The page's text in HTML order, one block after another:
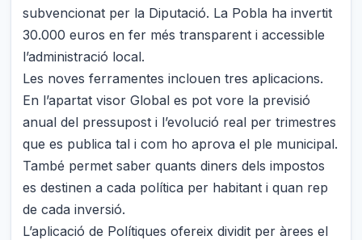
subvencionat per la Diputació. La Pobla ha invertit
30.000 euros en fer més transparent i accessible
l’administració local.
Les noves ferramentes inclouen tres aplicacions.
En l’apartat visor Global es pot vore la previsió
anual del pressupost i l’evolució real per trimestres
que es publica tal i com ho aprova el ple municipal.
També permet saber quants diners dels impostos
es destinen a cada política per habitant i quan rep
de cada inversió.
L’aplicació de Polítiques ofereix dividit per àrees el